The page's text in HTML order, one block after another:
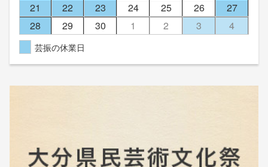
21
22 23 24 25 26
27
28
29 30 1 2 3 4
芸振の休業日